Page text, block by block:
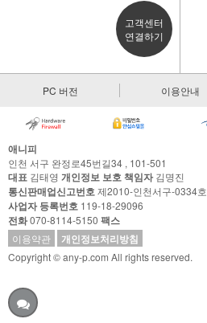
고객센터
연결하기
PC 버전 이용안내
애니피
인천 서구 완정로45번길34 , 101-501
대표 김태영 개인정보 보호 책임자김명진
통신판매업신고번호제2010-인천서구-0334호
사업자 등록번호 119-18-29096
전화070-8114-5150 팩스
이용약관 개인정보처리방침
Copyright © any-p.com All rights reserved.